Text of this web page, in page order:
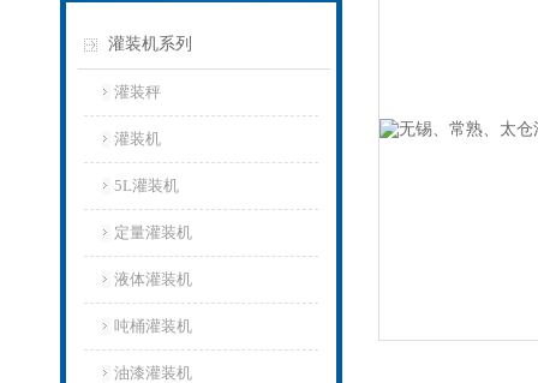
灌装机系列
灌装秤
灌装机
5L灌装机
定量灌装机
液体灌装机
吨桶灌装机
油漆灌装机